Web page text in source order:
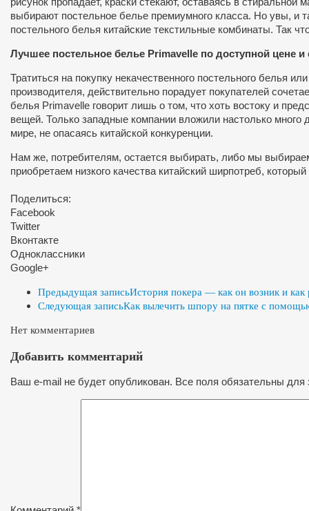
выбирают постельное белье премиумного класса. Но увы, и
постельного белья китайские текстильные комбинаты. Так
Лучшее постельное белье Primavelle по доступной цене и
Тратиться на покупку некачественного постельного белья
производителя, действительно порадует покупателей
белья Primavelle говорит лишь о том, что хоть востоку и
вещей. Только западные компании вложили настолько много
мире, не опасаясь китайской конкуренции.
Нам же, потребителям, остается выбирать, либо мы
приобретаем низкого качества китайский ширпотреб,
Поделиться:
Facebook
Twitter
Вконтакте
Одноклассники
Google+
Предыдущая записьИстория покера — как он возник и как
Следующая записьКак вылечить шпору на пятке с
Нет комментариев
Добавить комментарий
Ваш e-mail не будет опубликован. Все поля обязательны для